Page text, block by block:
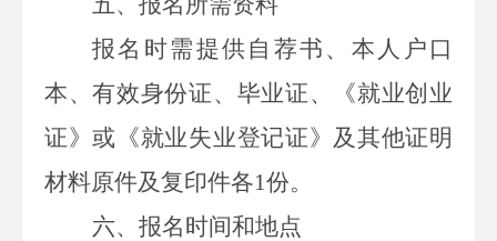
报名时需提供自荐书、本人户口
本、有效身份证、毕业证、《就业创业
证》或《就业失业登记证》及其他证明
材料原件及复印件各1份。
六、报名时间和地点